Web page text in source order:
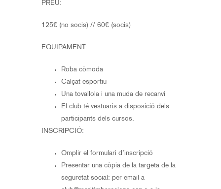
PREU:
125€ (no socis) // 60€ (socis)
EQUIPAMENT:
Roba còmoda
Calçat esportiu
Una tovallola i una muda de recanvi
El club té vestuaris a disposició dels
participants dels cursos.
INSCRIPCIÓ:
Omplir el formulari d’inscripció
Presentar una còpia de la targeta de la
seguretat social: per email a